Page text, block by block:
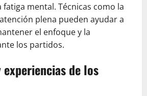
fatiga mental. Técnicas como la
plena pueden ayudar a
el enfoque y la
los partidos.
de los